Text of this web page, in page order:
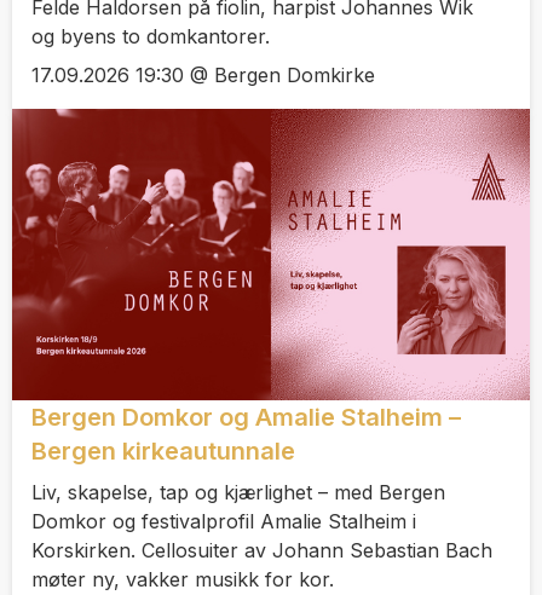
Felde Haldorsen på fiolin, harpist Johannes Wik
og byens to domkantorer.
17.09.2026 19:30 @ Bergen Domkirke
Bergen Domkor og Amalie Stalheim –
Bergen kirkeautunnale
Liv, skapelse, tap og kjærlighet – med Bergen
Domkor og festivalprofil Amalie Stalheim i
Korskirken. Cellosuiter av Johann Sebastian Bach
møter ny, vakker musikk for kor.